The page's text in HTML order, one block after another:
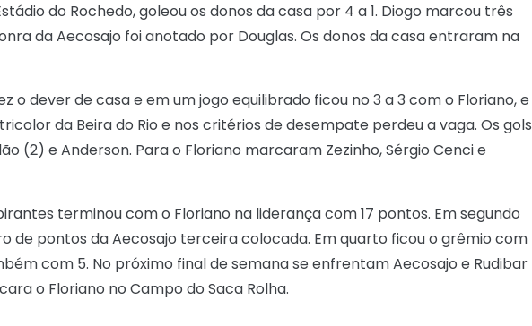
do Rochedo, goleou os donos da casa por 4 a 1. Diogo marcou três
da Aecosajo foi anotado por Douglas. Os donos da casa entraram na
o dever de casa e em um jogo equilibrado ficou no 3 a 3 com o Floriano, e
da Beira do Rio e nos critérios de desempate perdeu a vaga. Os gols
(2) e Anderson. Para o Floriano marcaram Zezinho, Sérgio Cenci e
terminou com o Floriano na liderança com 17 pontos. Em segundo
de pontos da Aecosajo terceira colocada. Em quarto ficou o grêmio com
com 5. No próximo final de semana se enfrentam Aecosajo e Rudibar
o Floriano no Campo do Saca Rolha.